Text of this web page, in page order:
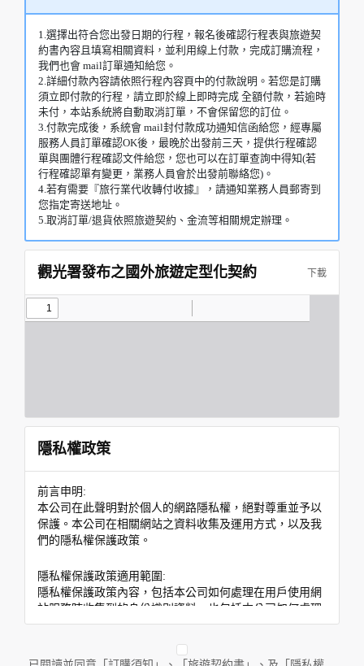
1.選擇出符合您出發日期的行程，報名後確認行程表與旅遊契
約書內容且填寫相關資料，並利用線上付款，完成訂購流程，
我們也會 mail訂單通知給您。
2.詳細付款內容請依照行程內容頁中的付款說明。若您是訂購
須立即付款的行程，請立即於線上即時完成 全額付款，若逾時
未付，本站系統將自動取消訂單，不會保留您的訂位。
3.付款完成後，系統會 mail封付款成功通知信函給您，經專屬
服務人員訂單確認OK後，最晚於出發前三天，提供行程確認
單與團體行程確認文件給您，您也可以在訂單查詢中得知(若
行程確認單有變更，業務人員會於出發前聯絡您)。
4.若有需要『旅行業代收轉付收據』，請通知業務人員郵寄到
您指定寄送地址。
5.取消訂單/退貨依照旅遊契約、金流等相關規定辦理。
觀光署發布之國外旅遊定型化契約 下載
隱私權政策
前言申明:
本公司在此聲明對於個人的網路隱私權，絕對尊重並予以
保護。本公司在相關網站之資料收集及運用方式，以及我
們的隱私權保護政策。
隱私權保護政策適用範圍:
隱私權保護政策內容，包括本公司如何處理在用戶使用網
站服務時收集到的身份識別資料，也包括本公司如何處理
在商業合作與本公司合作時分享的任何身份識別資料。隱
本站所僱用或管理人員。例如您透過本公司旗下網站上的